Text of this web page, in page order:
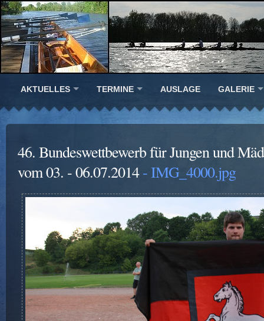
AKTUELLES TERMINE AUSLAGE GALERIE
46. Bundeswettbewerb für Jungen und
vom 03. - 06.07.2014- IMG_4000.jpg